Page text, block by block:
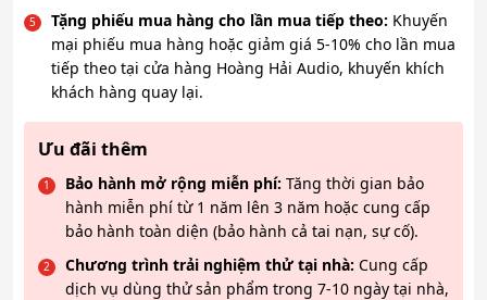
Tặng phiếu mua hàng cho lần mua tiếp theo: Khuyến
mại phiếu mua hàng hoặc giảm giá 5-10% cho lần mua
tiếp theo tại cửa hàng Hoàng Hải Audio, khuyến khích
khách hàng quay lại.
Ưu đãi thêm
Bảo hành mở rộng miễn phí: Tăng thời gian bảo
hành miễn phí từ 1 năm lên 3 năm hoặc cung cấp
bảo hành toàn diện (bảo hành cả tai nạn, sự cố).
Chương trình trải nghiệm thử tại nhà: Cung cấp
dịch vụ dùng thử sản phẩm trong 7-10 ngày tại nhà,